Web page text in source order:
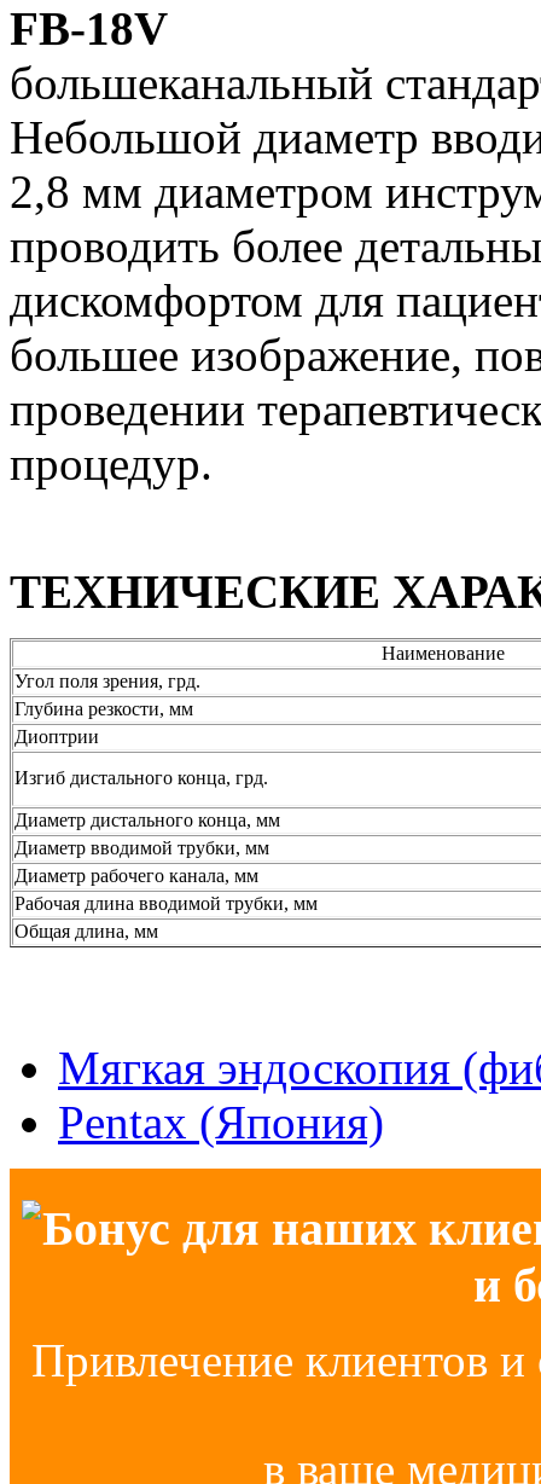
FB-18V
большеканальный
Небольшой диаметр
2,8 мм диаметром
проводить более
дискомфортом для
большее изображение,
проведении
процедур.
ТЕХНИЧЕСКИЕ
Наименование
Угол поля зрения, грд.
Глубина резкости, мм
Диоптрии
Изгиб дистального конца, грд.
Диаметр дистального конца, мм
Диаметр вводимой трубки, мм
Диаметр рабочего канала, мм
Рабочая длина вводимой трубки, мм
Общая длина, мм
Мягкая эндоскопия
Pentax (Япония)
Бонус для наших
и
Привлечение клиентов и
в ваше